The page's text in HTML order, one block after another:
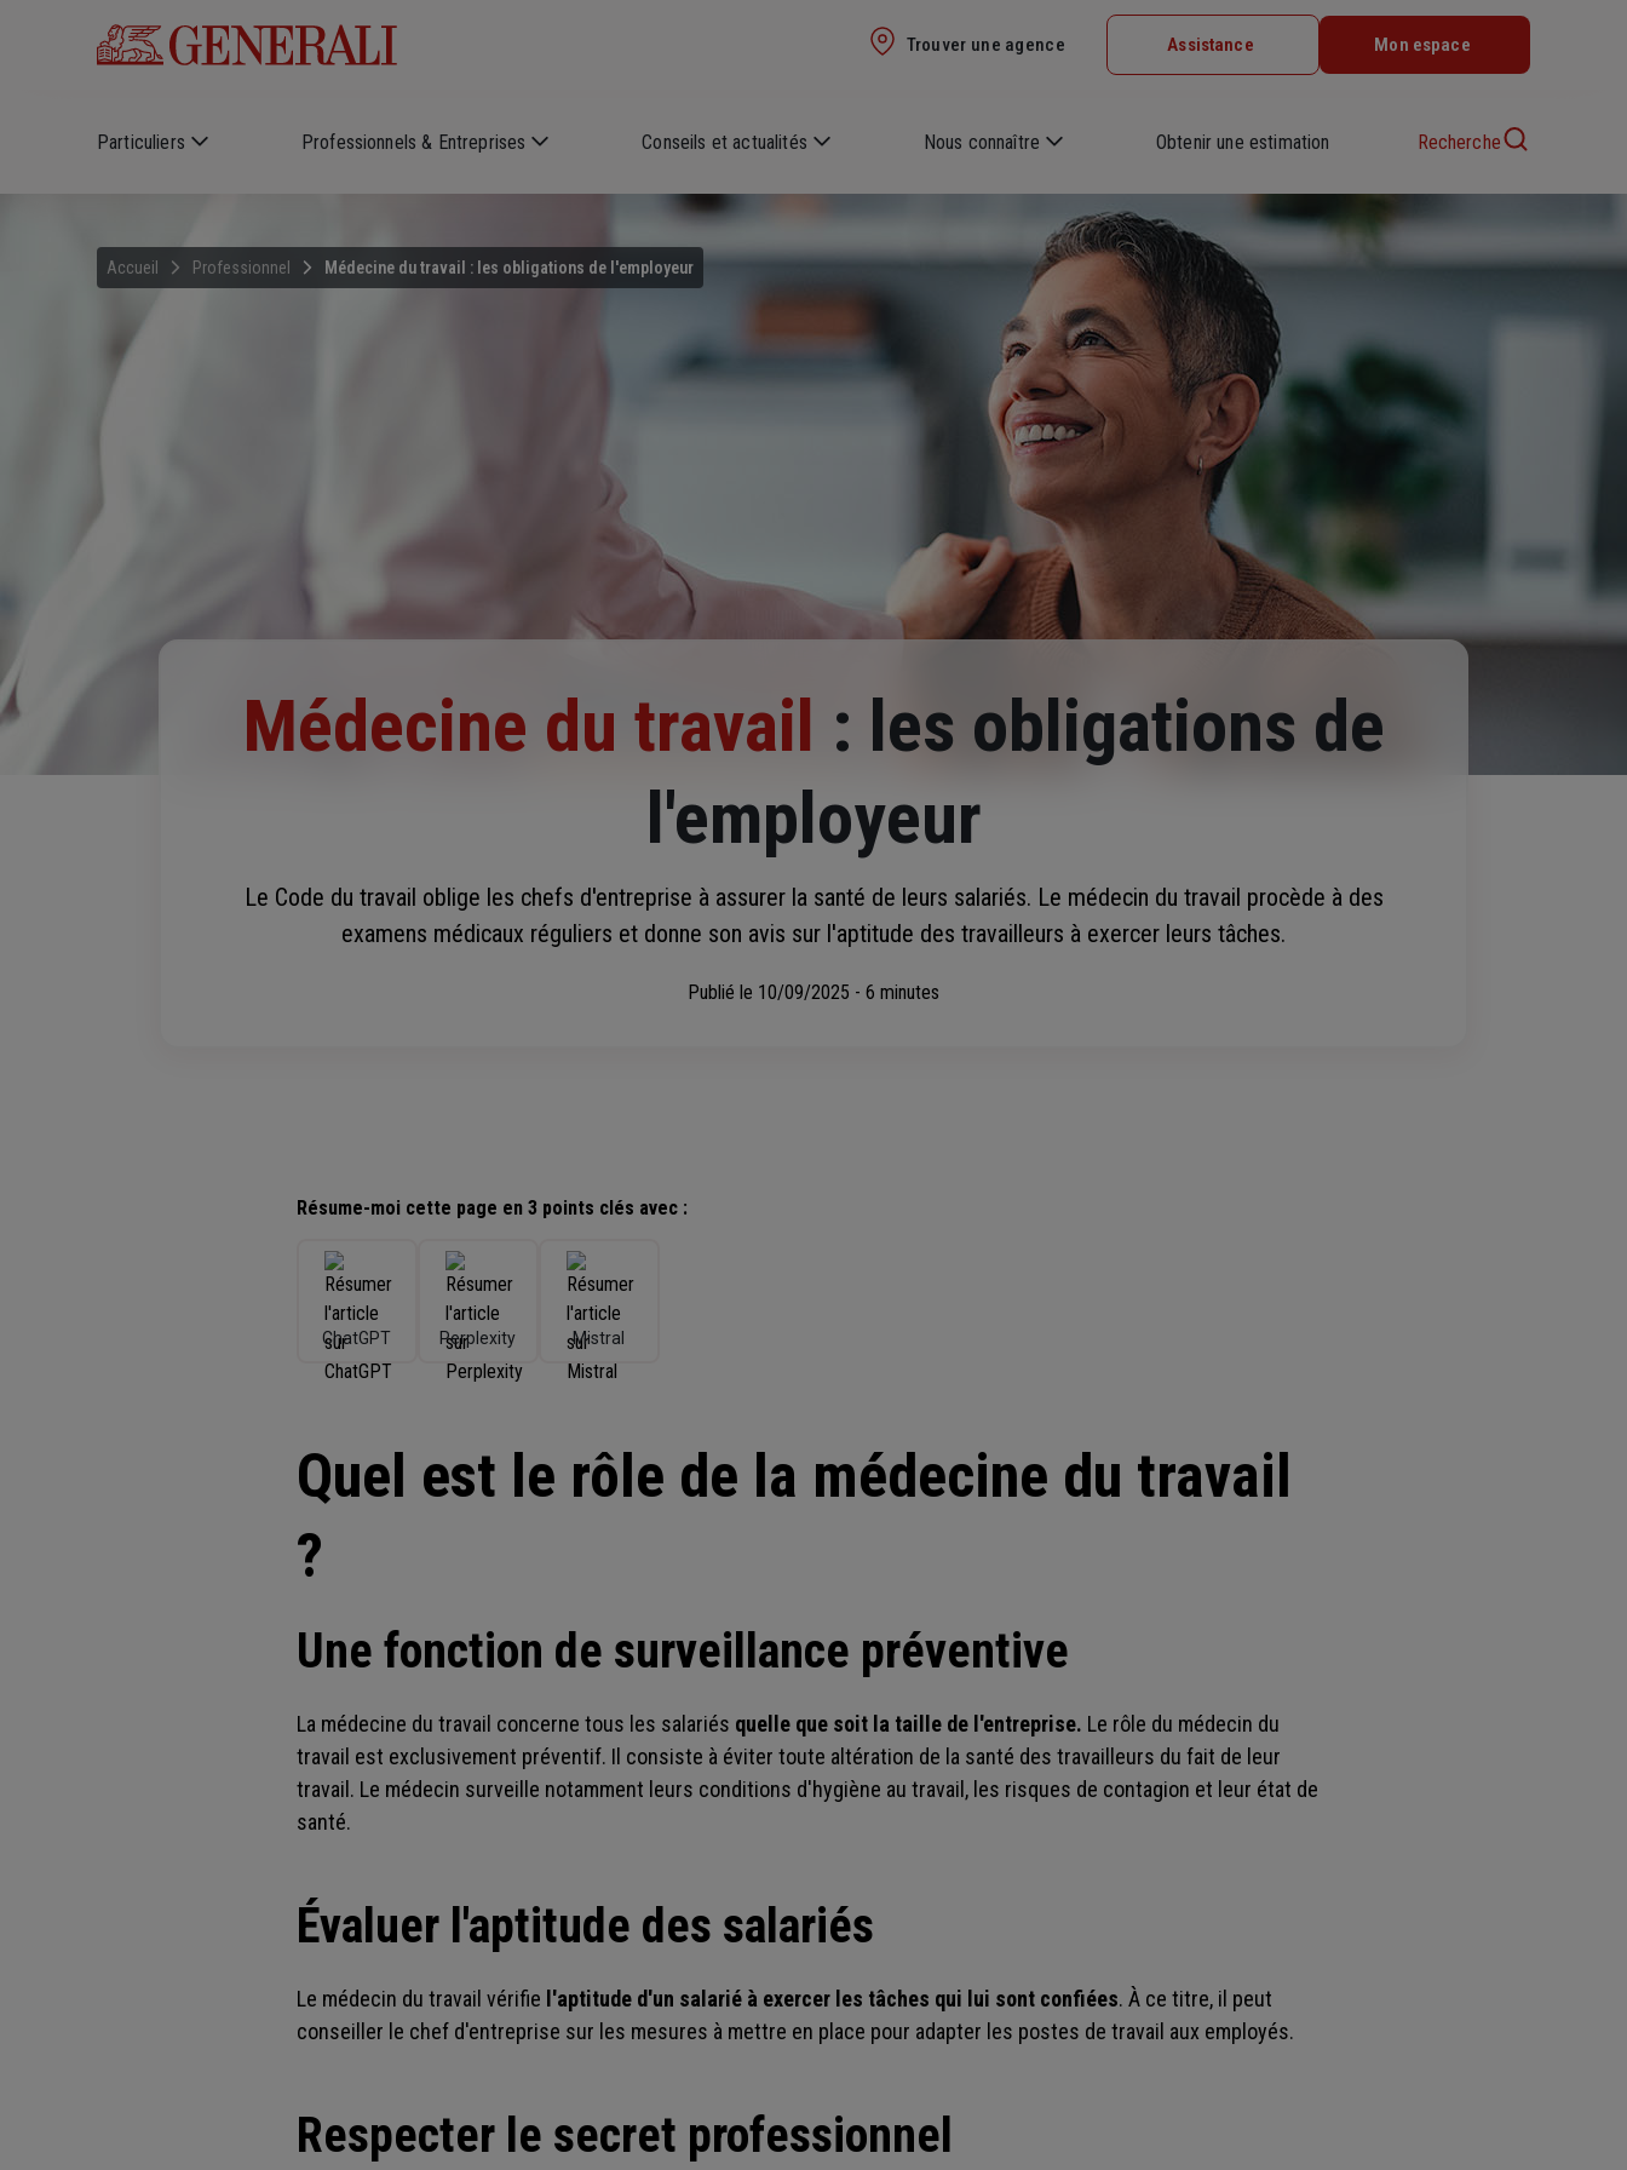
Trouver une agence Assistance Mon espace
Particuliers Professionnels & Entreprises Conseils et actualités Nous connaître Obtenir une estimation Recherche
Accueil Professionnel Médecine du travail : les obligations de l'employeur
Médecine du travail : les obligations de
l'employeur
Le Code du travail oblige les chefs d'entreprise à assurer la santé de leurs salariés. Le médecin du travail procède à des
examens médicaux réguliers et donne son avis sur l'aptitude des travailleurs à exercer leurs tâches.
Publié le 10/09/2025 - 6 minutes
Résume-moi cette page en 3 points clés avec :
ChatGPT Perplexity Mistral
Quel est le rôle de la médecine du travail
?
Une fonction de surveillance préventive
La médecine du travail concerne tous les salariés quelle que soit la taille de l'entreprise. Le rôle du médecin du
travail est exclusivement préventif. Il consiste à éviter toute altération de la santé des travailleurs du fait de leur
travail. Le médecin surveille notamment leurs conditions d'hygiène au travail, les risques de contagion et leur état de
santé.
Évaluer l'aptitude des salariés
Le médecin du travail vérifie l'aptitude d'un salarié à exercer les tâches qui lui sont confiées. À ce titre, il peut
conseiller le chef d'entreprise sur les mesures à mettre en place pour adapter les postes de travail aux employés.
Respecter le secret professionnel